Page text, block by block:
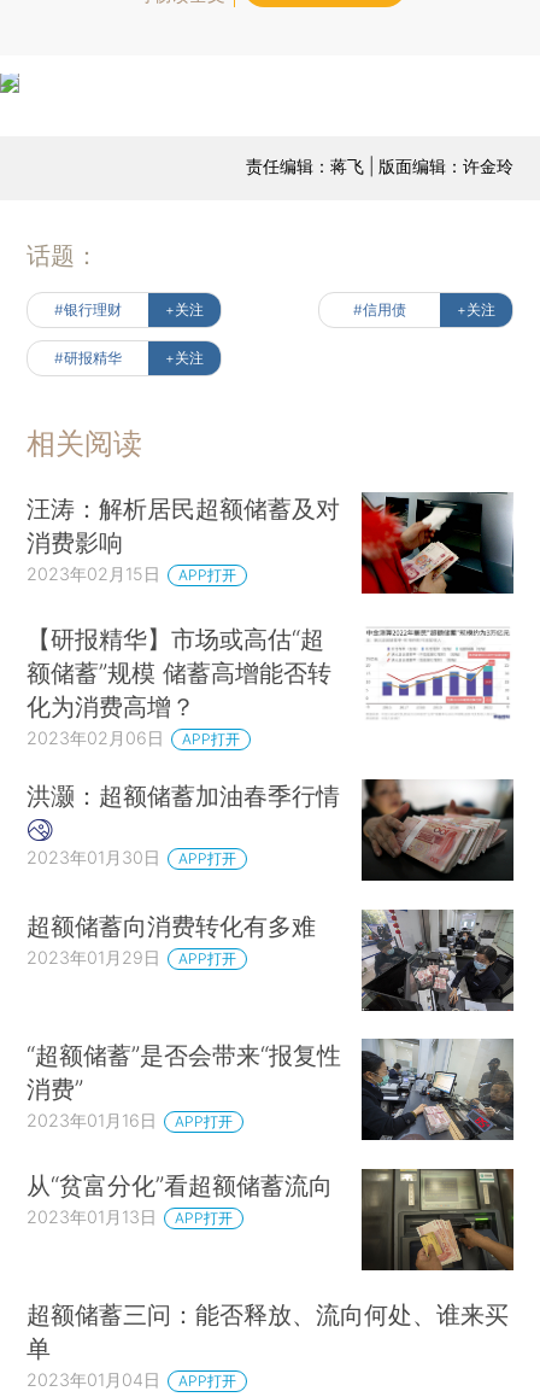
责任编辑：蒋飞 | 版面编辑：许金玲
话题：
#银行理财 +关注 #信用债 +关注
#研报精华 +关注
相关阅读
汪涛：解析居民超额储蓄及对
消费影响
2023年02月15日 APP打开
【研报精华】市场或高估“超
额储蓄”规模 储蓄高增能否转
化为消费高增？
2023年02月06日 APP打开
洪灏：超额储蓄加油春季行情
2023年01月30日 APP打开
超额储蓄向消费转化有多难
2023年01月29日 APP打开
“超额储蓄”是否会带来“报复性
消费”
2023年01月16日 APP打开
从“贫富分化”看超额储蓄流向
2023年01月13日 APP打开
超额储蓄三问：能否释放、流向何处、谁来买
单
2023年01月04日 APP打开